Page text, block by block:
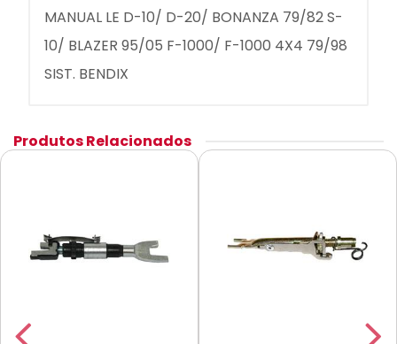
MANUAL LE D-10/ D-20/ BONANZA 79/82 S-
10/ BLAZER 95/05 F-1000/ F-1000 4X4 79/98
SIST. BENDIX
Produtos Relacionados